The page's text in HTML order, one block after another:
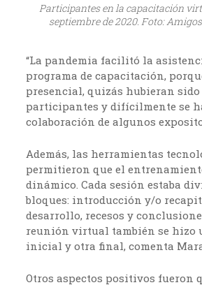
Participantes en la capacitación
septiembre de 2020. Foto: Amigos
“La pandemia facilitó la
programa de capacitación,
presencial, quizás hubieran sido
participantes y difícilmente se
colaboración de algunos
Además, las herramientas
permitieron que el
dinámico. Cada sesión estaba
bloques: introducción y/o
desarrollo, recesos y
reunión virtual también se hizo
inicial y otra final, comenta
Otros aspectos positivos fueron